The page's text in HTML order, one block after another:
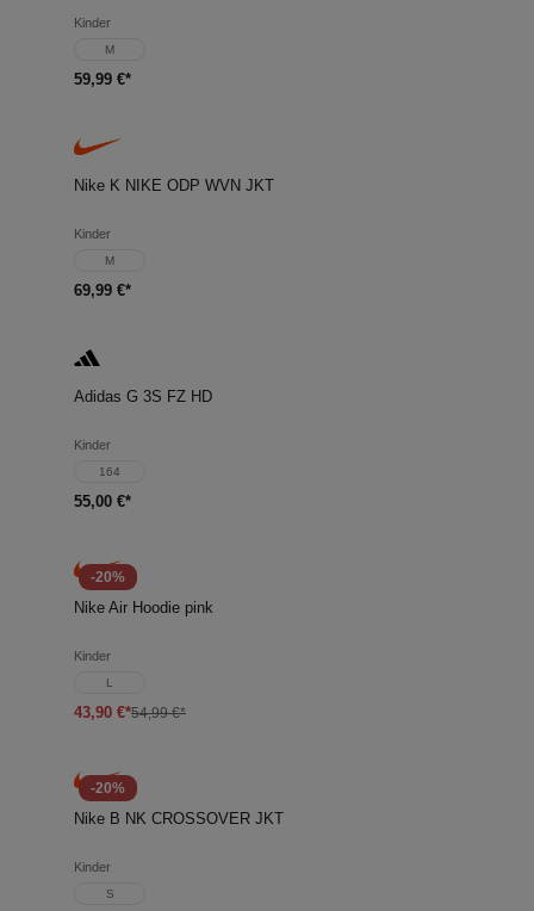
Kinder
M
59,99 €*
Nike K NIKE ODP WVN JKT
Kinder
M
69,99 €*
Adidas G 3S FZ HD
Kinder
164
55,00 €*
-20%
Nike Air Hoodie pink
Kinder
L
43,90 €*54,99 €*
-20%
Nike B NK CROSSOVER JKT
Kinder
S